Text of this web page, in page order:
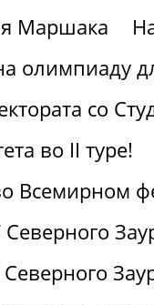
Маршака
олимпиаду
со
во II туре!
Всемирном